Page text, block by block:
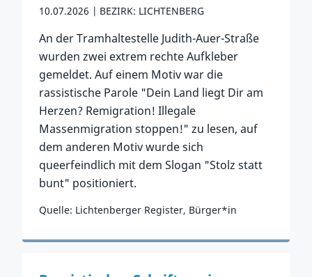
10.07.2026 BEZIRK: LICHTENBERG
An der Tramhaltestelle Judith-Auer-Straße
wurden zwei extrem rechte Aufkleber
gemeldet. Auf einem Motiv war die
rassistische Parole "Dein Land liegt Dir am
Herzen? Remigration! Illegale
Massenmigration stoppen!" zu lesen, auf
dem anderen Motiv wurde sich
queerfeindlich mit dem Slogan "Stolz statt
bunt" positioniert.
Quelle: Lichtenberger Register, Bürger*in
Zum Vorfall